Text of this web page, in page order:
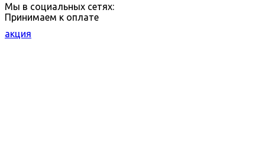
Мы в социальных сетях:
Принимаем к оплате
акция